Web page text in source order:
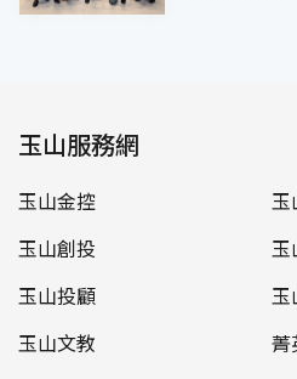
玉山服務網
玉山金控
玉
玉山創投
玉
玉山投顧
玉
玉山文教
菁